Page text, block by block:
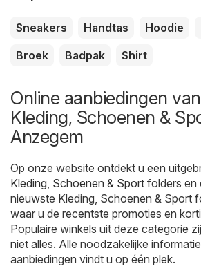
Sneakers Handtas Hoodie
Broek
Badpak Shirt
Online aanbiedingen
Kleding, Schoenen &
Anzegem
Op onze website ontdekt u een
Kleding, Schoenen & Sport folders en
nieuwste Kleding, Schoenen & Sport
waar u de recentste promoties en
Populaire winkels uit deze categorie
niet alles. Alle noodzakelijke
aanbiedingen vindt u op één plek.